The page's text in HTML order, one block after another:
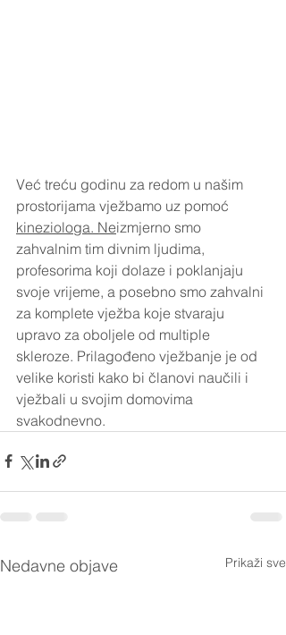
Već treću godinu za redom u našim
prostorijama vježbamo uz pomoć
kineziologa. Neizmjerno smo
zahvalnim tim divnim ljudima,
profesorima koji dolaze i poklanjaju
svoje vrijeme, a posebno smo zahvalni
za komplete vježba koje stvaraju
upravo za oboljele od multiple
skleroze. Prilagođeno vježbanje je od
velike koristi kako bi članovi naučili i
vježbali u svojim domovima
svakodnevno.
Nedavne objave Prikaži sve